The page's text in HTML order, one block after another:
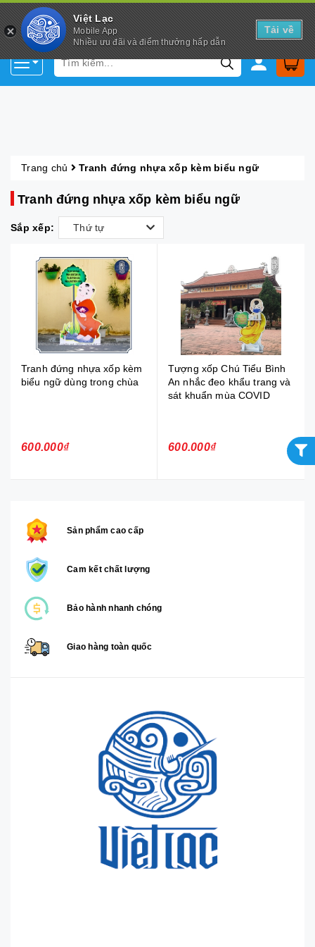
Việt Lạc
Mobile App
Nhiều ưu đãi và điểm thưởng hấp dẫn
Tải về
Trang chủ Tranh đứng nhựa xốp kèm biểu ngữ
Tranh đứng nhựa xốp kèm biểu ngữ
Sắp xếp: Thứ tự
Tranh đứng nhựa xốp kèm
biểu ngữ dùng trong chùa
600.000₫
Tượng xốp Chú Tiểu Bình
An nhắc đeo khẩu trang và
sát khuẩn mùa COVID
600.000₫
Sản phẩm cao cấp
Cam kết chất lượng
Bảo hành nhanh chóng
Giao hàng toàn quốc